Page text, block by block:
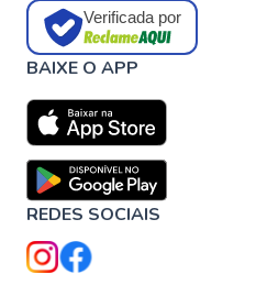
Verificada por
BAIXE O APP
REDES SOCIAIS